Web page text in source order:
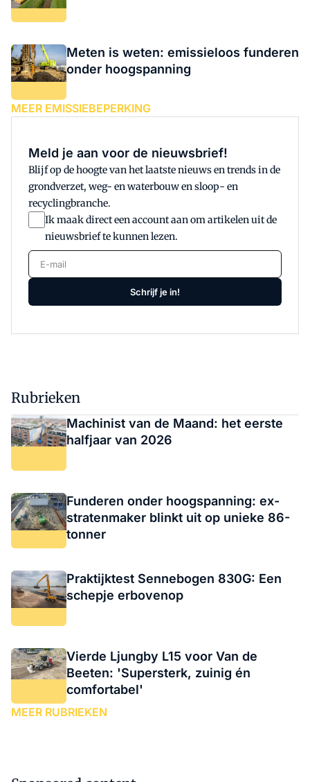
Meten is weten: emissieloos funderen
onder hoogspanning
MEER EMISSIEBEPERKING
Meld je aan voor de nieuwsbrief!
Blijf op de hoogte van het laatste nieuws en trends in de
grondverzet, weg- en waterbouw en sloop- en
recyclingbranche.
Ik maak direct een account aan om artikelen uit de
nieuwsbrief te kunnen lezen.
E-mail
Schrijf je in!
Rubrieken
Machinist van de Maand: het eerste
halfjaar van 2026
Funderen onder hoogspanning: ex-
stratenmaker blinkt uit op unieke 86-
tonner
Praktijktest Sennebogen 830G: Een
schepje erbovenop
Vierde Ljungby L15 voor Van de
Beeten: 'Supersterk, zuinig én
comfortabel'
MEER RUBRIEKEN